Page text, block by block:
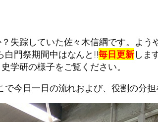
失踪していた佐々木信綱です。よう
白門祭期間中はなんと!!毎日更新しま
学研の様子をご覧ください。
今日一日の流れおよび、役割の分担